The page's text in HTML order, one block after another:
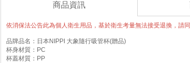
商品資訊
依消保法公告此為個人衛生用品，基於衛生考量無法接受退換，請同
品牌品名：日本NIPPI 大象隨行吸管杯(贈品)
杯身材質：PC
杯蓋材質：PP